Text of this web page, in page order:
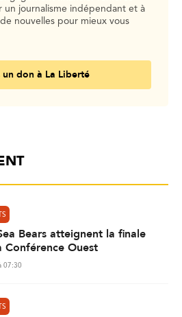
un journalisme indépendant et à
nouvelles pour mieux vous
un don à La Liberté
Bears atteignent la finale
Conférence Ouest
07:30